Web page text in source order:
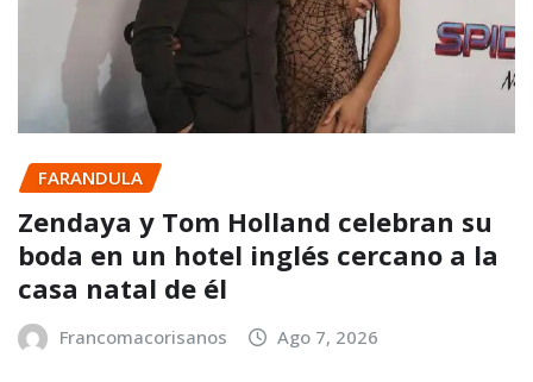
FARANDULA
Zendaya y Tom Holland celebran su
boda en un hotel inglés cercano a la
casa natal de él
Francomacorisanos Ago 7, 2026